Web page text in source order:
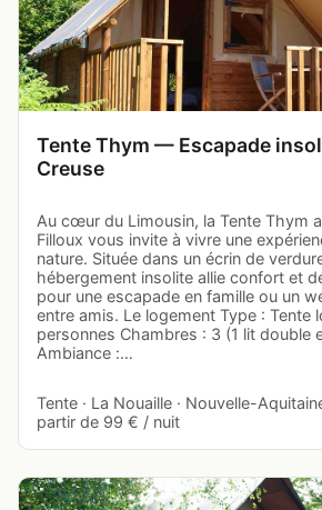
Tente Thym — Escapade
Creuse
Au cœur du Limousin, la Tente Thym
Filloux vous invite à vivre une
nature. Située dans un écrin de
hébergement insolite allie confort et
pour une escapade en famille ou un
entre amis. Le logement Type : Tente
personnes Chambres : 3 (1 lit double
Ambiance :…
Tente · La Nouaille · Nouvelle-
partir de 99 € / nuit